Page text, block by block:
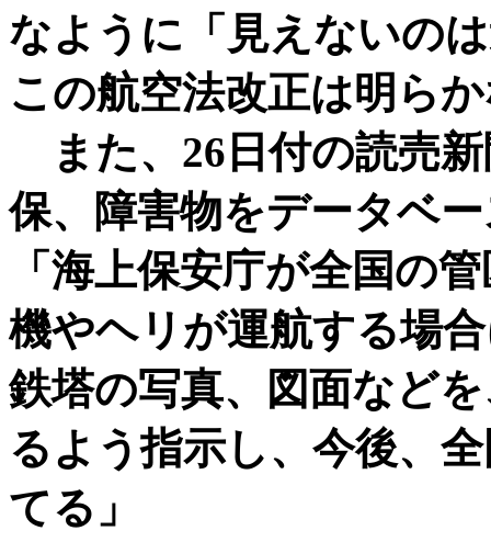
なように「見えないの
この航空法改正は明ら
また、26日付の読売
保、障害物をデータベ
「海上保安庁が全国の
機やヘリが運航する場
鉄塔の写真、図面など
るよう指示し、今後、
てる」